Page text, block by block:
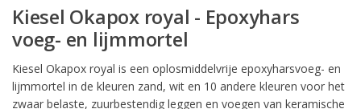
Kiesel Okapox royal - Epoxyhars
voeg- en lijmmortel
Kiesel Okapox royal is een oplosmiddelvrije epoxyharsvoeg- en
lijmmortel in de kleuren zand, wit en 10 andere kleuren voor het
zwaar belaste, zuurbestendig leggen en voegen van keramische